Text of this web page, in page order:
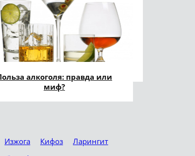
алкоголя: правда или
миф?
Изжога Кифоз
Ларингит